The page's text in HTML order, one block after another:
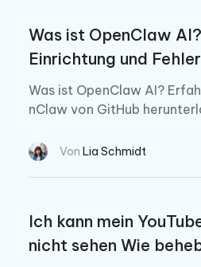
Was ist OpenClaw
Einrichtung und
Was ist OpenClaw AI?
nClaw von GitHub
utomatisierungstool
Von Lia Schmidt
Ich kann mein
nicht sehen Wie